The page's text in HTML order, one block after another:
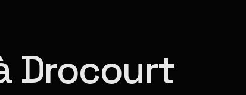
Drocourt